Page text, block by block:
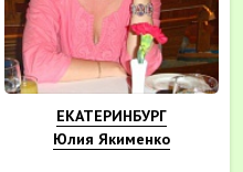
ЕКАТЕРИНБУРГ
Юлия Якименко